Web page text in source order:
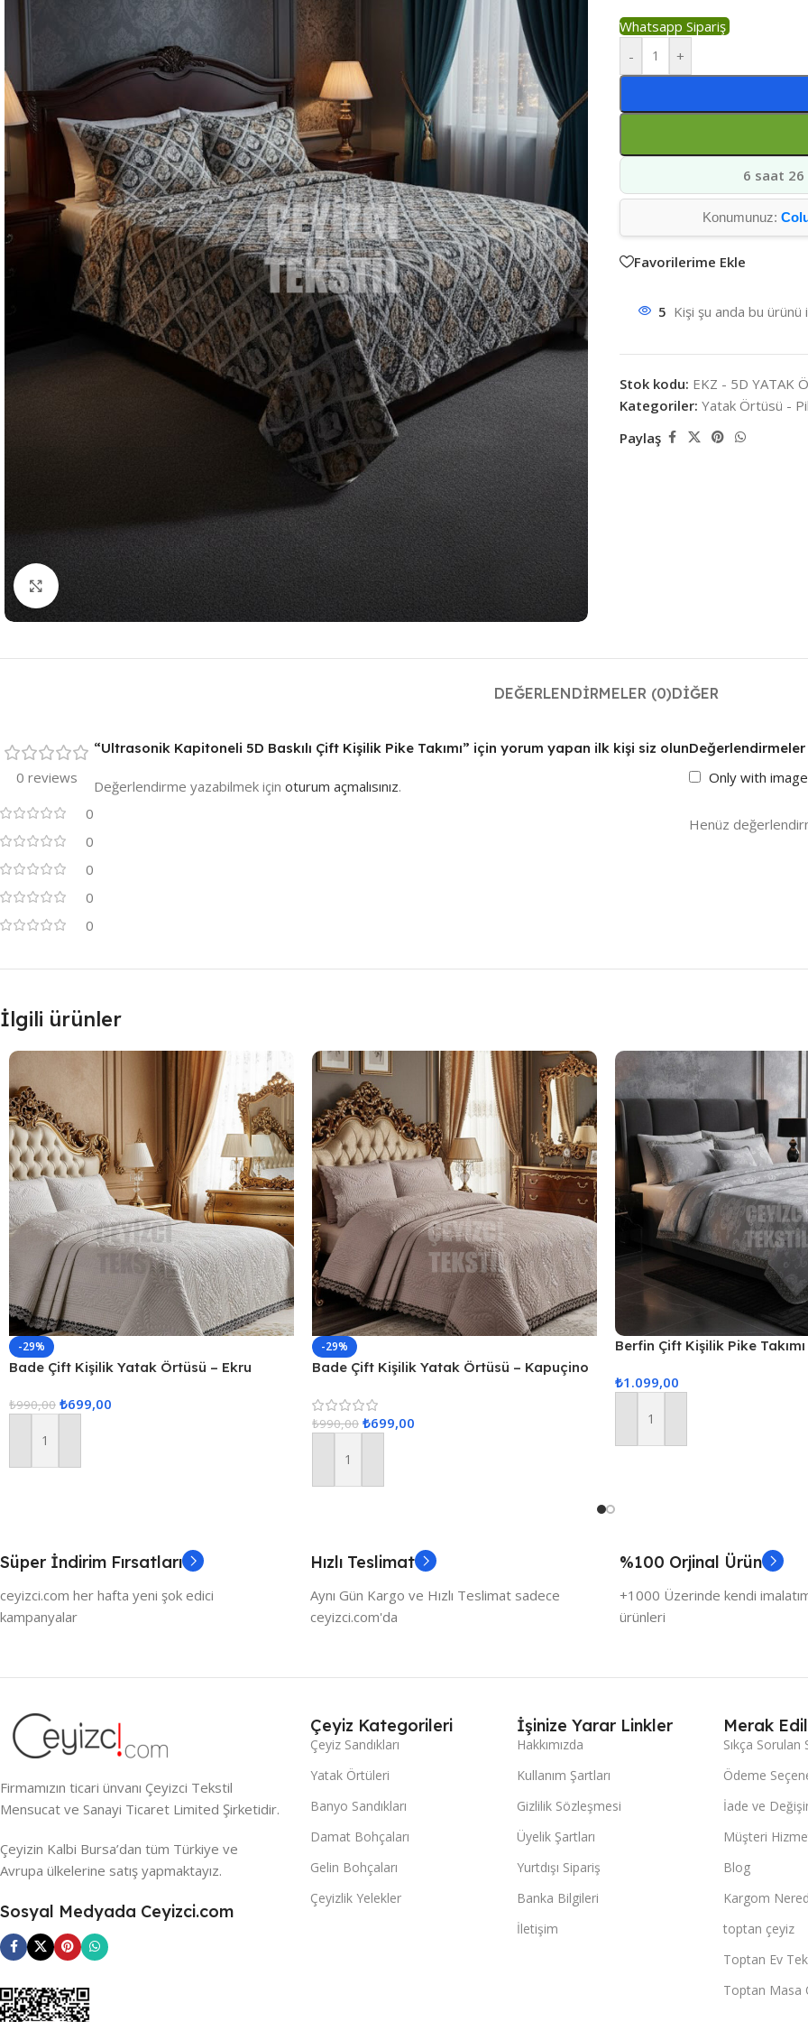
Resmi Büyüt
Whatsapp Sipariş
-
+
6 saat 26
Konumunuz:
Favorilerime Ekle
5 Kişi şu anda bu ürünü
Stok kodu: EKZ - 5D YATAK
Kategoriler: Yatak Örtüsü -
Paylaş
DEĞERLENDIRMELER (0)DIĞER
0 reviews
0
0
0
0
0
Değerlendirmeler
Only with
Henüz
“Ultrasonik Kapitoneli 5D Baskılı Çift Kişilik Pike Takımı” için yorum yapan ilk kişi siz olun
Değerlendirme yazabilmek için oturum açmalısınız.
İlgili ürünler
-29%
Bade Çift Kişilik Yatak Örtüsü – Ekru
₺990,00 ₺699,00
Sepete Ekle
-29%
Bade Çift Kişilik Yatak Örtüsü – Kapuçino
₺990,00 ₺699,00
Sepete Ekle
Berfin Çift Kişilik Pike
₺1.099,00
Sepete Ekle
Süper İndirim Fırsatları
ceyizci.com her hafta yeni şok edici
kampanyalar
Hızlı Teslimat
Aynı Gün Kargo ve Hızlı Teslimat sadece
ceyizci.com'da
%100 Orjinal Ürün
+1000 Üzerinde kendi
ürünleri
Firmamızın ticari ünvanı Çeyizci Tekstil
Mensucat ve Sanayi Ticaret Limited Şirketidir.
Çeyizin Kalbi Bursa’dan tüm Türkiye ve
Avrupa ülkelerine satış yapmaktayız.
Sosyal Medyada Ceyizci.com
Çeyiz Kategorileri
Çeyiz Sandıkları
Yatak Örtüleri
Banyo Sandıkları
Damat Bohçaları
Gelin Bohçaları
Çeyizlik Yelekler
İşinize Yarar Linkler
Hakkımızda
Kullanım Şartları
Gizlilik Sözleşmesi
Üyelik Şartları
Yurtdışı Sipariş
Banka Bilgileri
İletişim
Merak
Sıkça Sorulan
Ödeme
İade ve
Müşteri
Blog
Kargom
toptan çeyiz
Toptan Ev
Toptan Masa